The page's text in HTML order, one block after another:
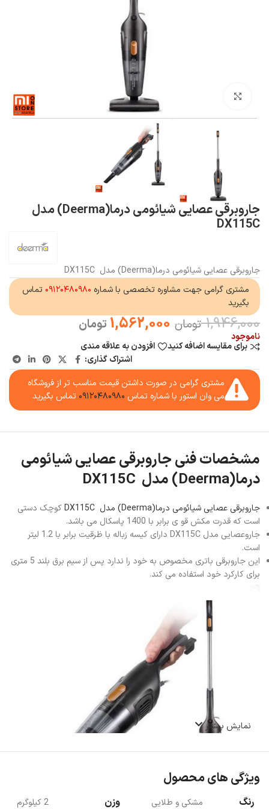
جاروبرقی عصایی شیائومی درما(Deerma) مدل
DX115C
جاروبرقی عصایی شیائومی درما(Deerma) مدل DX115C
مشتری گرامی جهت مشاوره تخصصی با شماره ۰۹۱۲۰۴۸۰۹۸۰ تماس
بگیرید
1,946,000 تومان 1,562,000 تومان
ناموجود
برای مقایسه اضافه کنید
افزودن به علاقه مندی
اشتراک گذاری:
مشتری گرامی در صورت داشتن قیمت مناسب تر از فروشگاه
می وان استور با شماره تماس ۰۹۱۲۰۴۸۰۹۸۰ تماس بگیرید
مشخصات فنی جاروبرقی عصایی شیائومی
درما(Deerma) مدل DX115C
جاروبرقی عصایی شیائومی درما(Deerma) مدل DX115C
کوچک دستی
است که قدرت مکش قو ی برابر با 1400 پاسکال می باشد.
جاروعصایی مدل DX115C دارای کیسه زباله با ظرقیت برابر با 1.2 لیتر
است.
این جاروبرقی باتری مخصوص به خود را ندارد پس از سیم برق بلند 5 متری
برای کارکرد خود استفاده می کند.
نمایش بیشتر
ویژگی های محصول
رنگ مشکی و طلایی وزن 2 کیلوگرم